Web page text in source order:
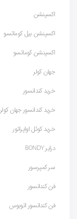
اکسپنشن
اکسپنشن بیل کوماتسو
اکسپنشن کوماتسو
جهان کولر
خرید کندانسور
خرید کندانسور جهان کولر
خرید کوئل اواپراتور
درایر BONDY
سر کمپرسور
فن کندانسور
فن کندانسور اتوبوس